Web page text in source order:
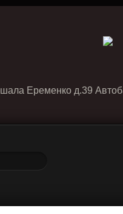
Еременко д.39